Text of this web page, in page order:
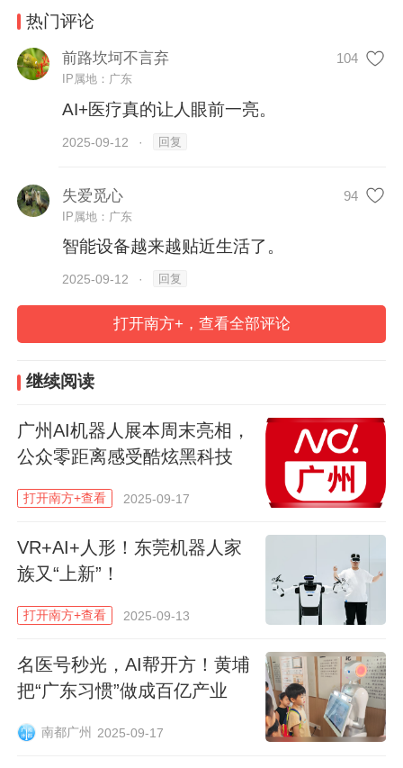
化合作、全周期健康管理等行业趋势，本届
CMEF将全方位升级展区布局，设立28大主
题展区，涵盖超声、放射、医疗机器人、体
外诊断、宠物健康、国际养老、康复及个人
健康、医疗器械设计与制造等板块，呈现
紧抓AI大爆发时代的机遇，本届CMEF将集
中展示海量人工智能医疗创新产品，从智能
诊断设备、AI辅助手术系统到智慧药房解决
方案等，全方位呈现“人工智能+医疗卫生”的
前沿成果。
比如，高端全身智能超声系统、便携式掌上
超声、AI辅助诊断平台将集中亮相，还有全
骨科手术辅助机器人、国产髋膝关节手术机
器人、国内首个获批“导航+”自动执行骨科智
手术领域的最新突破。
值得注意的是，本次展会将推出“首届CMEF
健康促进大会”，并首次推出“国际健康生活
方式展”，引入智能穿戴、居家健康、慢病管
理、体重管理、适老化设备、医疗美容、中
热门评论
前路坎坷不言弃 104
IP属地：广东
AI+医疗真的让人眼前一亮。
2025-09-12 · 回复
失爱觅心 94
IP属地：广东
智能设备越来越贴近生活了。
2025-09-12 · 回复
打开南方+，查看全部评论
继续阅读
广州AI机器人展本周末亮相，
公众零距离感受酷炫黑科技
打开南方+查看 2025-09-17
VR+AI+人形！东莞机器人家
族又“上新”！
打开南方+查看 2025-09-13
名医号秒光，AI帮开方！黄埔
把“广东习惯”做成百亿产业
南都广州 2025-09-17